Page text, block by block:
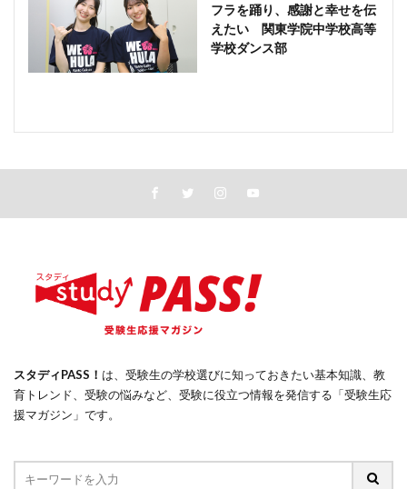
フラを踊り、感謝と幸せを伝
えたい 関東学院中学校高等
学校ダンス部
スタディPASS！ は、受験生の学校選びに知っておきたい基本知識、教
育トレンド、受験の悩みなど、受験に役立つ情報を発信する「受験生応
援マガジン」です。